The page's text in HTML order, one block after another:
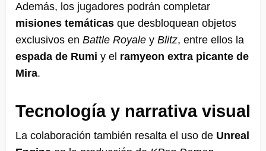
Además, los jugadores podrán completar
misiones temáticas que desbloquean objetos
exclusivos en Battle Royale y Blitz, entre ellos la
espada de Rumi y el ramyeon extra picante de
Mira.
Tecnología y narrativa visual
La colaboración también resalta el uso de Unreal